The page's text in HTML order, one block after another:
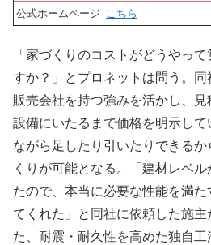
公式ホームページ こちら
「家づくりのコストがどうやっ
すか？」とプロネットは問う。
販売会社を持つ強みを活かし、見
設備にいたるまで価格を明示し
ながら足したり引いたりできる
くりが可能となる。「建材レベ
たので、本当に必要な性能を満
てくれた」と同社に依頼した施主
た、耐震・耐久性を高めた独自